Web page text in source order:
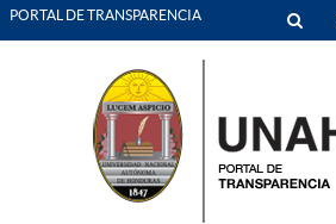
PORTAL DE TRANSPARENCIA